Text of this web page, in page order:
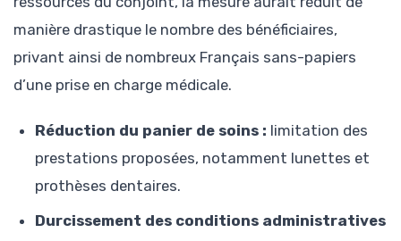
manière drastique le nombre des bénéficiaires,
privant ainsi de nombreux Français sans-papiers
d’une prise en charge médicale.
Réduction du panier de soins : limitation des
prestations proposées, notamment lunettes et
prothèses dentaires.
Durcissement des conditions administratives